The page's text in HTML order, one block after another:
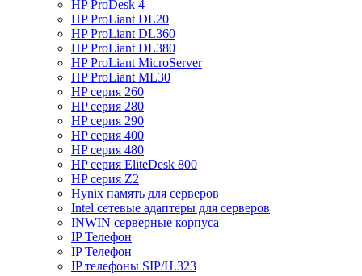
HP ProDesk 4
HP ProLiant DL20
HP ProLiant DL360
HP ProLiant DL380
HP ProLiant MicroServer
HP ProLiant ML30
HP серия 260
HP серия 280
HP серия 290
HP серия 400
HP серия 480
HP серия EliteDesk 800
HP серия Z2
Hynix память для серверов
Intel сетевые адаптеры для серверов
INWIN серверные корпуса
IP Телефон
IP Телефон
IP телефоны SIP/H.323